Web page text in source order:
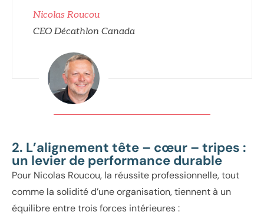
Nicolas Roucou
CEO Décathlon Canada
2. L’alignement tête – cœur – tripes :
un levier de performance durable
Pour Nicolas Roucou, la réussite professionnelle, tout
comme la solidité d’une organisation, tiennent à un
équilibre entre trois forces intérieures :